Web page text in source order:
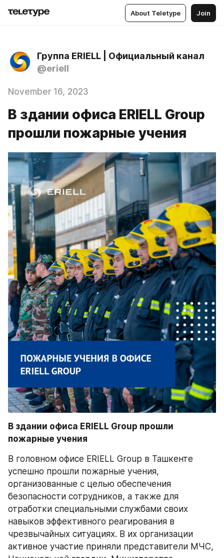
About Teletype Join
Группа ERIELL | Официальный канал
@eriell
November 16, 2023
В здании офиса ERIELL Group
прошли пожарные учения
В здании офиса ERIELL Group прошли
пожарные учения
В головном офисе ERIELL Group в Ташкенте
успешно прошли пожарные учения,
организованные с целью обеспечения
безопасности сотрудников, а также для
отработки специальными службами своих
навыков эффективного реагирования в
чрезвычайных ситуациях. В их организации
активное участие приняли представители МЧС,